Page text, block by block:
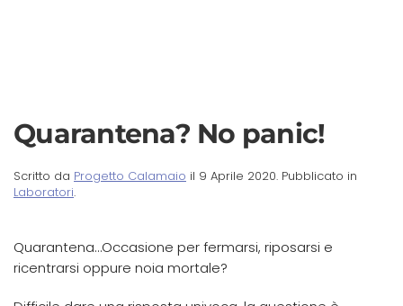
Quarantena? No panic!
Scritto da Progetto Calamaio il 9 Aprile 2020. Pubblicato in
Laboratori.
Quarantena…Occasione per fermarsi, riposarsi e
ricentrarsi oppure noia mortale?